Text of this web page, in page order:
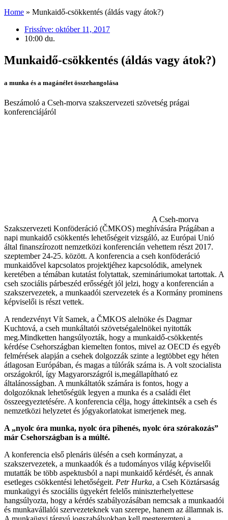
Home » Munkaidő-csökkentés (áldás vagy átok?)
Frissítve: október 11, 2017
10:00 du.
Munkaidő-csökkentés (áldás vagy átok?)
a munka és a magánélet összehangolása
Beszámoló a Cseh-morva szakszervezeti szövetség prágai
konferenciájáról
A Cseh-morva
Szakszervezeti Konföderáció (ČMKOS) meghívására Prágában a
napi munkaidő csökkentés lehetőségeit vizsgáló, az Európai Unió
által finanszírozott nemzetközi konferencián vehettem részt 2017.
szeptember 24-25. között. A konferencia a cseh konföderáció
munkaidővel kapcsolatos projektjéhez kapcsolódik, amelynek
keretében a témában kutatást folytattak, szemináriumokat tartottak. A
cseh szociális párbeszéd erősségét jól jelzi, hogy a konferencián a
szakszervezetek, a munkaadói szervezetek és a Kormány prominens
képviselői is részt vettek.
A rendezvényt Vít Samek, a ČMKOS alelnöke és Dagmar
Kuchtová, a cseh munkáltatói szövetségalelnökei nyitották
meg.Mindketten hangsúlyozták, hogy a munkaidő-csökkentés
kérdése Csehországban kiemelten fontos, mivel az OECD és egyéb
felmérések alapján a csehek dolgozzák szinte a legtöbbet egy héten
átlagosan Európában, és magas a túlórák száma is. A volt szocialista
országokról, így Magyarországról is,megállapítható ez
általánosságban. A munkáltatók számára is fontos, hogy a
dolgozóknak lehetőségük legyen a munka és a családi élet
összeegyeztetésére. A konferencia célja, hogy áttekintsék a cseh és
nemzetközi helyzetet és jógyakorlatokat ismerjenek meg.
A „nyolc óra munka, nyolc óra pihenés, nyolc óra szórakozás”
már Csehországban is a múlté.
A konferencia első plenáris ülésén a cseh kormányzat, a
szakszervezetek, a munkaadók és a tudományos világ képviselői
mutatták be több aspektusból a napi munkaidő kérdését, és annak
esetleges csökkentési lehetőségeit. Petr Hurka, a Cseh Köztársaság
munkaügyi és szociális ügyekért felelős miniszterhelyettese
hangsúlyozta, hogy a kérdés szabályozásában nemcsak a munkaadói
és munkavállalói szervezeteknek van szerepe, hanem az államnak is.